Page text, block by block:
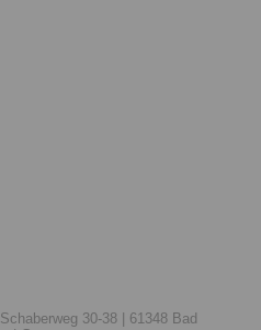
Schaberweg 30-38 |
61348 Bad